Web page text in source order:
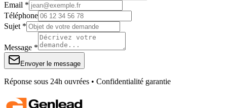
Email *
Téléphone
Sujet *
Message *
Envoyer le message
Réponse sous 24h ouvrées • Confidentialité garantie